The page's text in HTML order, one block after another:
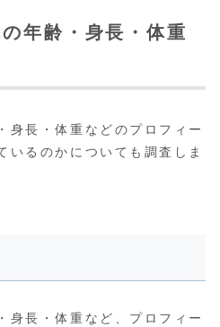
年齢・身長・体重
身長・体重などのプロフィー
いるのかについても調査しま
身長・体重など、プロフィー